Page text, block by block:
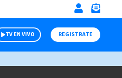
TV EN VIVO REGISTRATE